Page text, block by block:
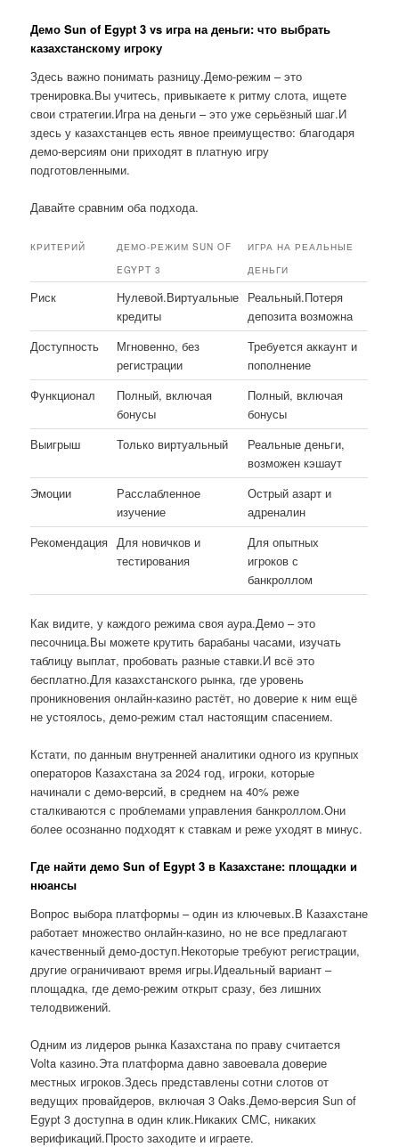
Демо Sun of Egypt 3 vs игра на деньги: что выбрать
казахстанскому игроку
Здесь важно понимать разницу.Демо-режим – это
тренировка.Вы учитесь, привыкаете к ритму слота, ищете
свои стратегии.Игра на деньги – это уже серьёзный шаг.И
здесь у казахстанцев есть явное преимущество: благодаря
демо-версиям они приходят в платную игру
подготовленными.
Давайте сравним оба подхода.
КРИТЕРИЙ
ДЕМО-РЕЖИМ SUN OF
EGYPT 3
ИГРА НА РЕАЛЬНЫЕ
ДЕНЬГИ
Риск
Нулевой.Виртуальные
кредиты
Реальный.Потеря
депозита возможна
Доступность
Мгновенно, без
регистрации
Требуется аккаунт и
пополнение
Функционал
Полный, включая
бонусы
Полный, включая
бонусы
Выигрыш
Только виртуальный
Реальные деньги,
возможен кэшаут
Эмоции
Расслабленное
изучение
Острый азарт и
адреналин
Рекомендация Для новичков и
тестирования
Для опытных
игроков с
банкроллом
Как видите, у каждого режима своя аура.Демо – это
песочница.Вы можете крутить барабаны часами, изучать
таблицу выплат, пробовать разные ставки.И всё это
бесплатно.Для казахстанского рынка, где уровень
проникновения онлайн-казино растёт, но доверие к ним ещё
не устоялось, демо-режим стал настоящим спасением.
Кстати, по данным внутренней аналитики одного из крупных
операторов Казахстана за 2024 год, игроки, которые
начинали с демо-версий, в среднем на 40% реже
сталкиваются с проблемами управления банкроллом.Они
более осознанно подходят к ставкам и реже уходят в минус.
Где найти демо Sun of Egypt 3 в Казахстане: площадки и
нюансы
Вопрос выбора платформы – один из ключевых.В Казахстане
работает множество онлайн-казино, но не все предлагают
качественный демо-доступ.Некоторые требуют регистрации,
другие ограничивают время игры.Идеальный вариант –
площадка, где демо-режим открыт сразу, без лишних
телодвижений.
Одним из лидеров рынка Казахстана по праву считается
Volta казино.Эта платформа давно завоевала доверие
местных игроков.Здесь представлены сотни слотов от
ведущих провайдеров, включая 3 Oaks.Демо-версия Sun of
Egypt 3 доступна в один клик.Никаких СМС, никаких
верификаций.Просто заходите и играете.